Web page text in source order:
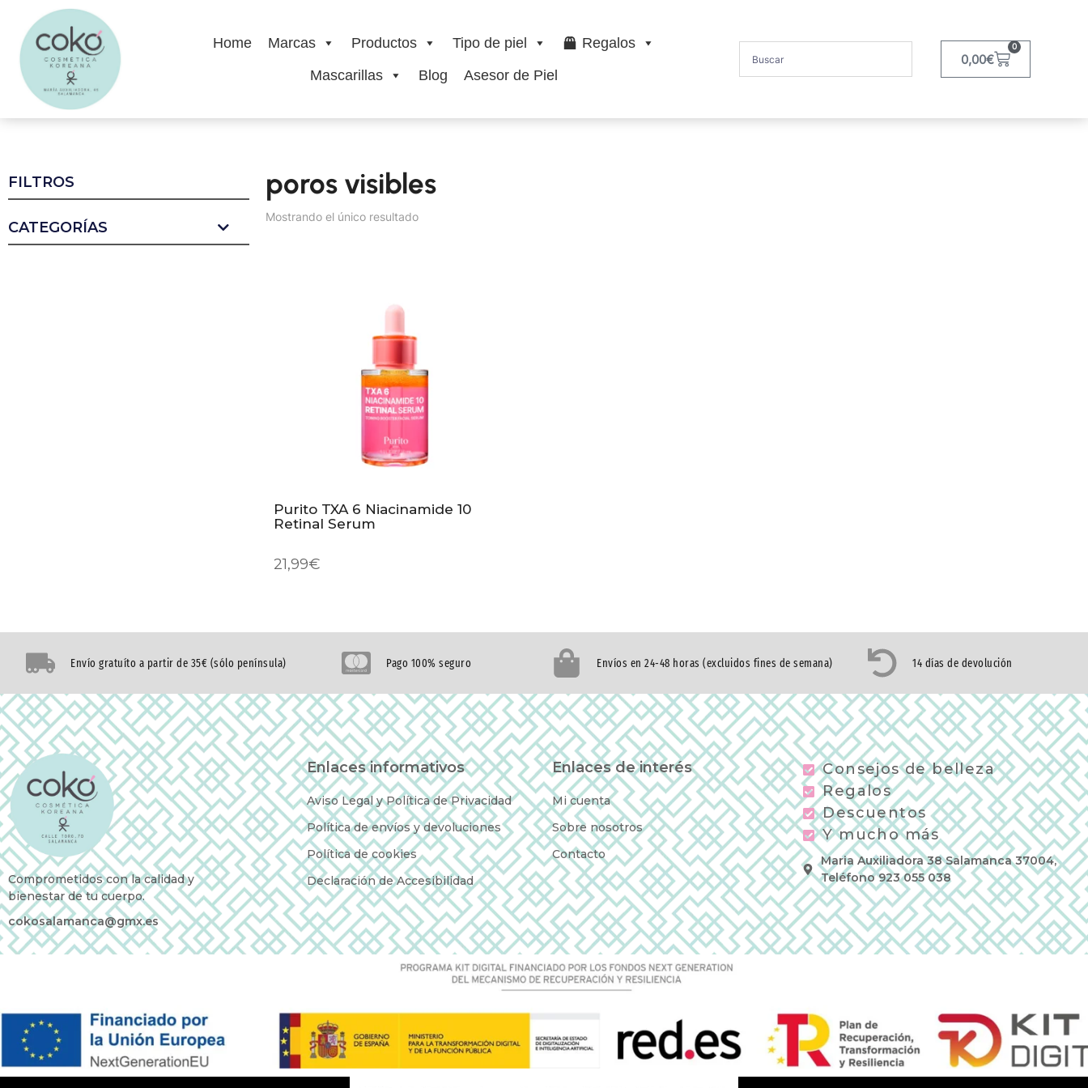
Home Marcas Productos Tipo de piel
Regalos
Mascarillas
Blog Asesor de Piel
0,00€
0
FILTROS
CATEGORÍAS
poros visibles
Mostrando el único resultado
Purito TXA 6 Niacinamide 10
Retinal Serum
21,99€
Envío gratuíto a partir de 35€ (sólo península) Pago 100% seguro Envíos en 24-48 horas (excluidos fines de semana) 14 días de devolución
Comprometidos con la calidad y
bienestar de tu cuerpo.
cokosalamanca@gmx.es
Enlaces informativos
Aviso Legal y Política de Privacidad
Política de envíos y devoluciones
Política de cookies
Declaración de Accesibilidad
Enlaces de interés
Mi cuenta
Sobre nosotros
Contacto
Consejos de belleza
Regalos
Descuentos
Y mucho más
Maria Auxiliadora 38 Salamanca 37004,
Teléfono 923 055 038